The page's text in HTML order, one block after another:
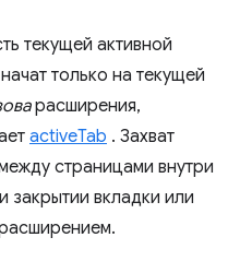
текущей активной
только на текущей
расширения,
activeTab . Захват
страницами внутри
закрытии вкладки или